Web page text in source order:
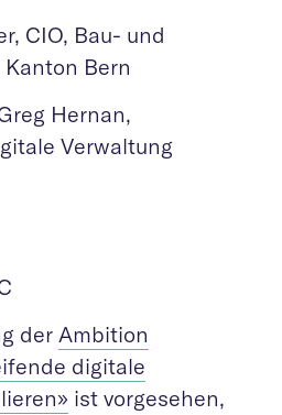
CIO, Bau- und
Bern
Hernan,
Verwaltung
der Ambition
digitale
ist vorgesehen,